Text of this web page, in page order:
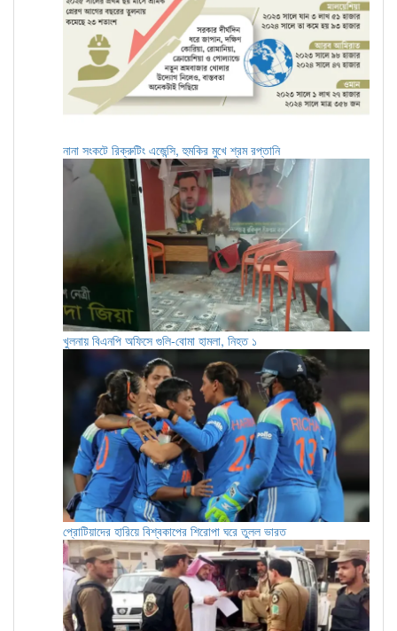
নানা সংকটে রিক্রুটিং এজেন্সি, হুমকির মুখে শ্রম রপ্তানি
খুলনায় বিএনপি অফিসে গুলি-বোমা হামলা, নিহত ১
প্রোটিয়াদের হারিয়ে বিশ্বকাপের শিরোপা ঘরে তুলল ভারত